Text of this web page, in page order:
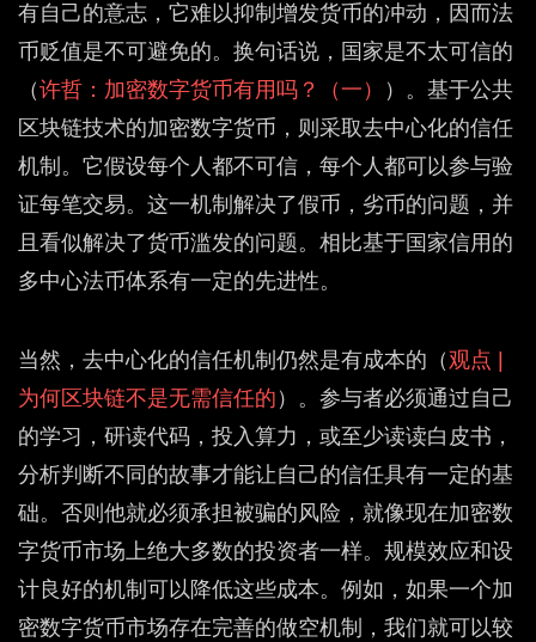
有自己的意志，它难以抑制增发货币的冲动，因而法
币贬值是不可避免的。换句话说，国家是不太可信的
（许哲：加密数字货币有用吗？（一）
）。基于公共
区块链技术的加密数字货币，则采取去中心化的信任
机制。它假设每个人都不可信，每个人都可以参与验
证每笔交易。这一机制解决了假币，劣币的问题，并
且看似解决了货币滥发的问题。相比基于国家信用的
多中心法币体系有一定的先进性。
当然，去中心化的信任机制仍然是有成本的（观点 |
为何区块链不是无需信任的 ）。参与者必须通过自己
的学习，研读代码，投入算力，或至少读读白皮书，
分析判断不同的故事才能让自己的信任具有一定的基
础。否则他就必须承担被骗的风险，就像现在加密数
字货币市场上绝大多数的投资者一样。规模效应和设
计良好的机制可以降低这些成本。例如，如果一个加
密数字货币市场存在完善的做空机制，我们就可以较